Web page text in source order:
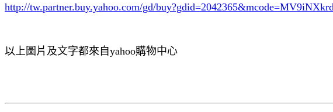
http://tw.partner.buy.yahoo.com/gd/buy?gdid=2042365
以上圖片及文字都來自yahoo購物中心